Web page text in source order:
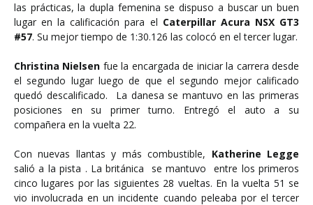
las prácticas, la dupla femenina se dispuso a buscar un buen
lugar en la calificación para el Caterpillar Acura NSX GT3
#57. Su mejor tiempo de 1:30.126 las colocó en el tercer lugar.
Christina Nielsen fue la encargada de iniciar la carrera desde
el segundo lugar luego de que el segundo mejor calificado
quedó descalificado. La danesa se mantuvo en las primeras
posiciones en su primer turno. Entregó el auto a su
compañera en la vuelta 22.
Con nuevas llantas y más combustible, Katherine Legge
salió a la pista . La británica se mantuvo entre los primeros
cinco lugares por las siguientes 28 vueltas. En la vuelta 51 se
vio involucrada en un incidente cuando peleaba por el tercer